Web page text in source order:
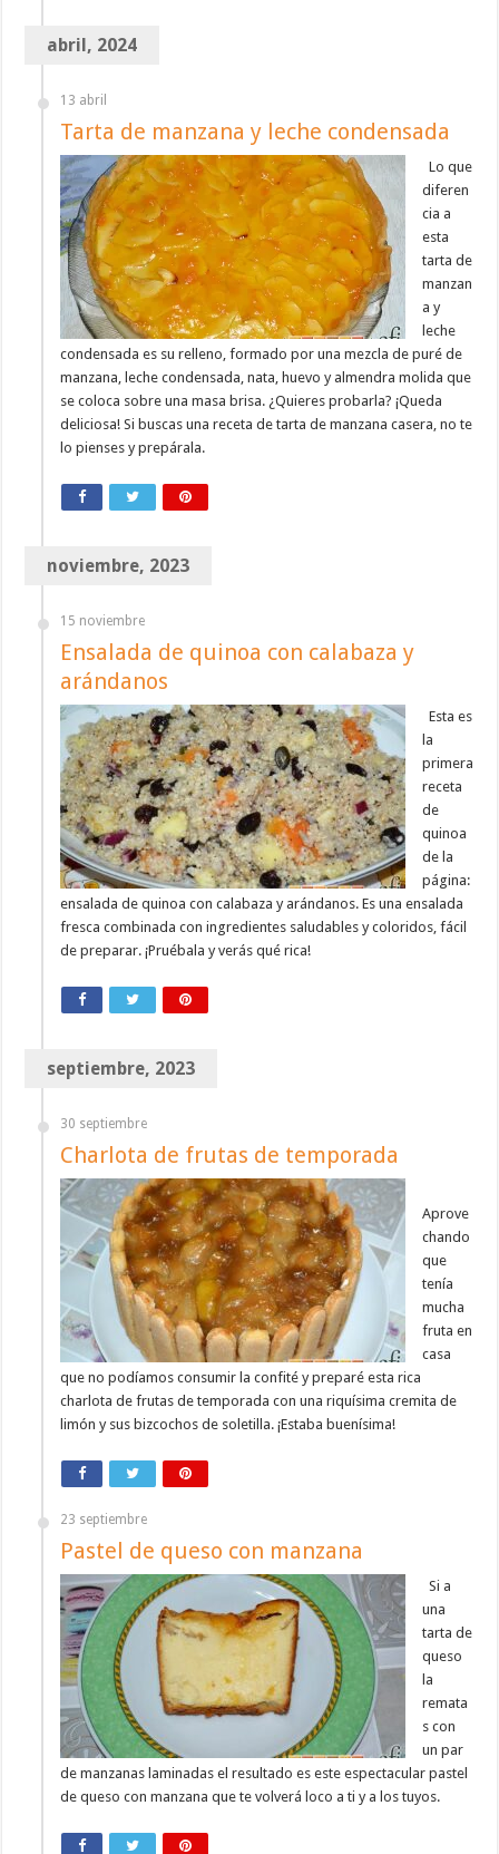
abril, 2024
13 abril
Tarta de manzana y leche condensada
Lo que
diferen
cia a
esta
tarta de
manzan
a y
leche
condensada es su relleno, formado por una mezcla de puré de
manzana, leche condensada, nata, huevo y almendra molida que
se coloca sobre una masa brisa. ¿Quieres probarla? ¡Queda
deliciosa! Si buscas una receta de tarta de manzana casera, no te
lo pienses y prepárala.
noviembre, 2023
15 noviembre
Ensalada de quinoa con calabaza y
arándanos
Esta es
la
primera
receta
de
quinoa
de la
página:
ensalada de quinoa con calabaza y arándanos. Es una ensalada
fresca combinada con ingredientes saludables y coloridos, fácil
de preparar. ¡Pruébala y verás qué rica!
septiembre, 2023
30 septiembre
Charlota de frutas de temporada
Aprove
chando
que
tenía
mucha
fruta en
casa
que no podíamos consumir la confité y preparé esta rica
charlota de frutas de temporada con una riquísima cremita de
limón y sus bizcochos de soletilla. ¡Estaba buenísima!
23 septiembre
Pastel de queso con manzana
Si a
una
tarta de
queso
la
remata
s con
un par
de manzanas laminadas el resultado es este espectacular pastel
de queso con manzana que te volverá loco a ti y a los tuyos.